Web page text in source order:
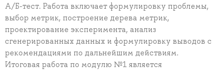
А/Б-тест. Работа включает формулировку проблемы,
выбор метрик, построение дерева метрик,
проектирование эксперимента, анализ
сгенерированных данных и формулировку выводов с
рекомендациями по дальнейшим действиям.
Итоговая работа по модулю №1 является